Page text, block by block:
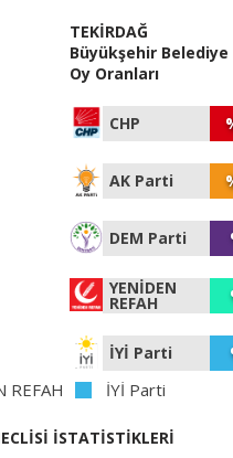
TEKİRDAĞ
Büyükşehir Belediye
Oy Oranları
CHP
AK Parti
DEM Parti
YENİDEN
REFAH
İYİ Parti
REFAH İYİ Parti
İSTATİSTİKLERİ